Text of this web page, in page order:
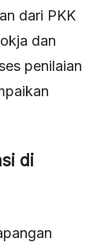
dari PKK
dan
penilaian
di